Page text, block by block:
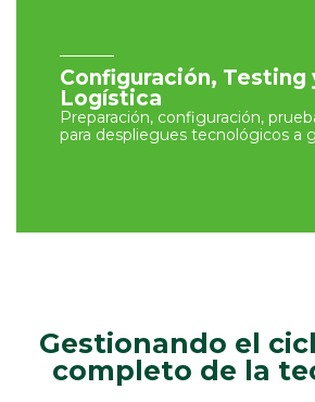
Configuración, Testing
Logística
Preparación, configuración,
para despliegues tecnológicos a
Gestionando el
completo de la